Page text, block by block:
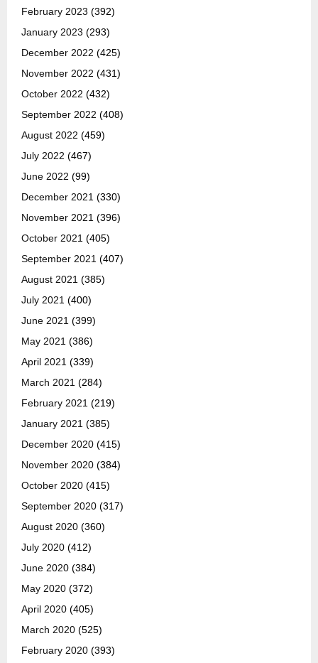
February 2023 (392)
January 2023 (293)
December 2022 (425)
November 2022 (431)
October 2022 (432)
September 2022 (408)
August 2022 (459)
July 2022 (467)
June 2022 (99)
December 2021 (330)
November 2021 (396)
October 2021 (405)
September 2021 (407)
August 2021 (385)
July 2021 (400)
June 2021 (399)
May 2021 (386)
April 2021 (339)
March 2021 (284)
February 2021 (219)
January 2021 (385)
December 2020 (415)
November 2020 (384)
October 2020 (415)
September 2020 (317)
August 2020 (360)
July 2020 (412)
June 2020 (384)
May 2020 (372)
April 2020 (405)
March 2020 (525)
February 2020 (393)